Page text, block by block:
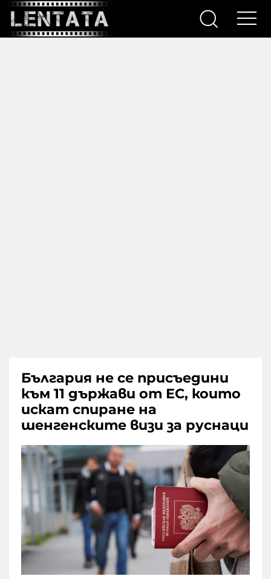
България не се присъедини
към 11 държави от ЕС, които
искат спиране на
шенгенските визи за руснаци